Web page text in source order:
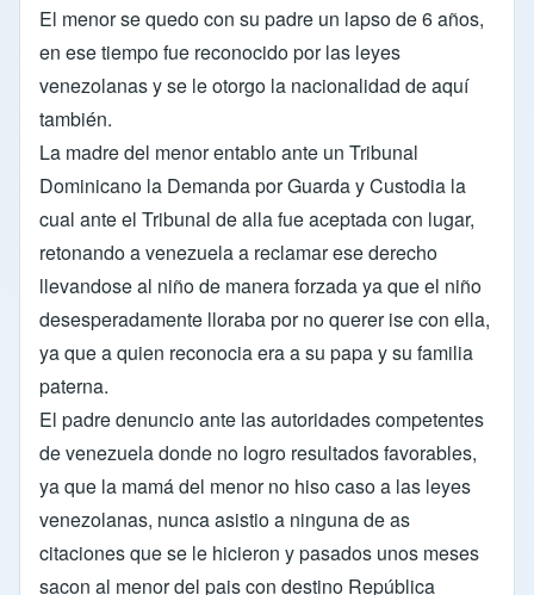
El menor se quedo con su padre un lapso de 6 años,
en ese tiempo fue reconocido por las leyes
venezolanas y se le otorgo la nacionalidad de aquí
también.
La madre del menor entablo ante un Tribunal
Dominicano la Demanda por Guarda y Custodia la
cual ante el Tribunal de alla fue aceptada con lugar,
retonando a venezuela a reclamar ese derecho
llevandose al niño de manera forzada ya que el niño
desesperadamente lloraba por no querer ise con ella,
ya que a quien reconocia era a su papa y su familia
paterna.
El padre denuncio ante las autoridades competentes
de venezuela donde no logro resultados favorables,
ya que la mamá del menor no hiso caso a las leyes
venezolanas, nunca asistio a ninguna de as
citaciones que se le hicieron y pasados unos meses
sacon al menor del pais con destino República